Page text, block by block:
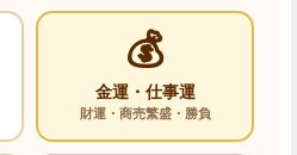
💰
金運・仕事運
財運・商売繁盛・勝負